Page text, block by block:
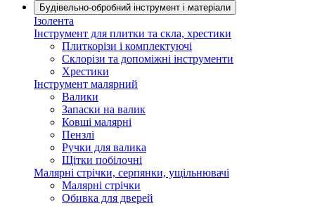
Будівельно-обробний інструмент і матеріали
Ізолента
Інструмент для плитки та скла, хрестики
Плиткорізи і комплектуючі
Склорізи та допоміжні інструменти
Хрестики
Інструмент малярний
Валики
Запаски на валик
Ковші малярні
Пензлі
Ручки для валика
Щітки побілочні
Малярні стрічки, серпянки, ущільнювачі
Малярні стрічки
Обивка для дверей